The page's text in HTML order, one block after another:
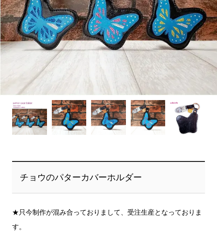
チョウのパターカバーホルダー
★只今制作が混み合っておりまして、受注生産となっておりま
す。